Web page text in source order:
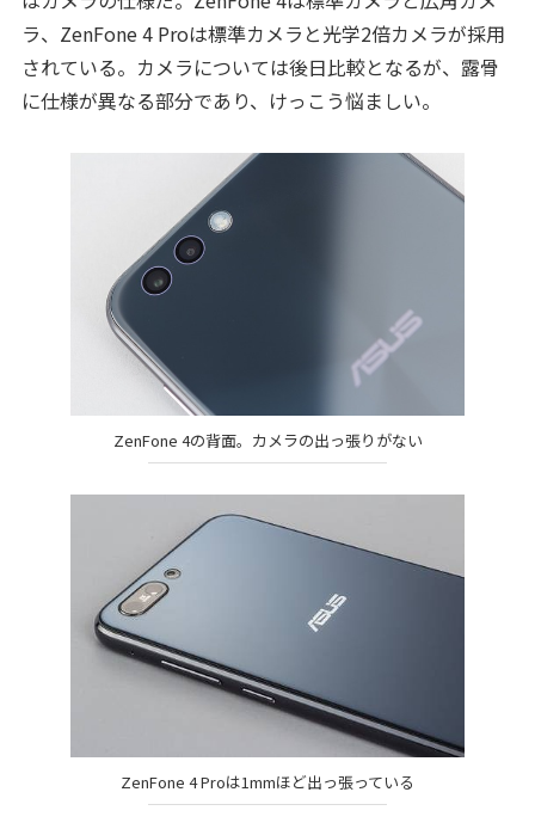
ラ、ZenFone 4 Proは標準カメラと光学2倍カメラが採用
されている。カメラについては後日比較となるが、露骨
に仕様が異なる部分であり、けっこう悩ましい。
ZenFone 4の背面。カメラの出っ張りがない
ZenFone 4 Proは1mmほど出っ張っている